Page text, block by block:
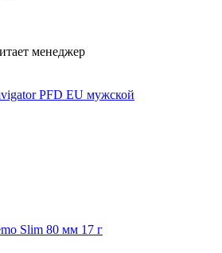
менеджер
PFD EU мужской
Slim 80 мм 17 г